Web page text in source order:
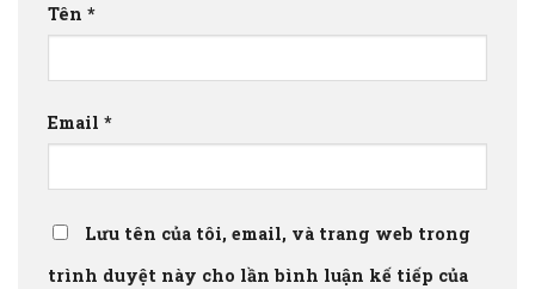
Tên *
Email *
Lưu tên của tôi, email, và trang web trong
trình duyệt này cho lần bình luận kế tiếp của